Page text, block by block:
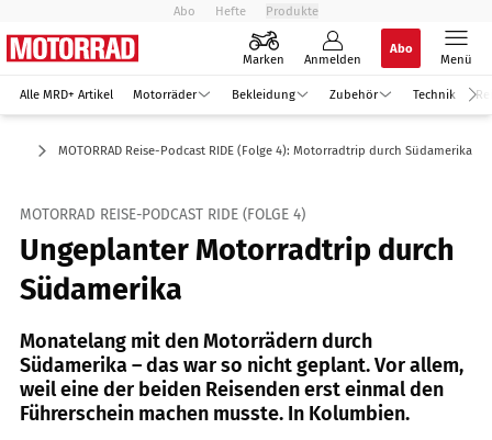
Abo Hefte Produkte
Marken Anmelden
Abo
Menü
Alle MRD+ Artikel Motorräder Bekleidung Zubehör Technik
MOTORRAD Reise-Podcast RIDE (Folge 4): Motorradtrip durch Südamerika
MOTORRAD REISE-PODCAST RIDE (FOLGE 4)
Ungeplanter Motorradtrip durch
Südamerika
Monatelang mit den Motorrädern durch
Südamerika – das war so nicht geplant. Vor allem,
weil eine der beiden Reisenden erst einmal den
Führerschein machen musste. In Kolumbien.